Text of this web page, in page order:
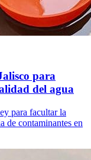
para
del agua
para facultar la
de contaminantes en